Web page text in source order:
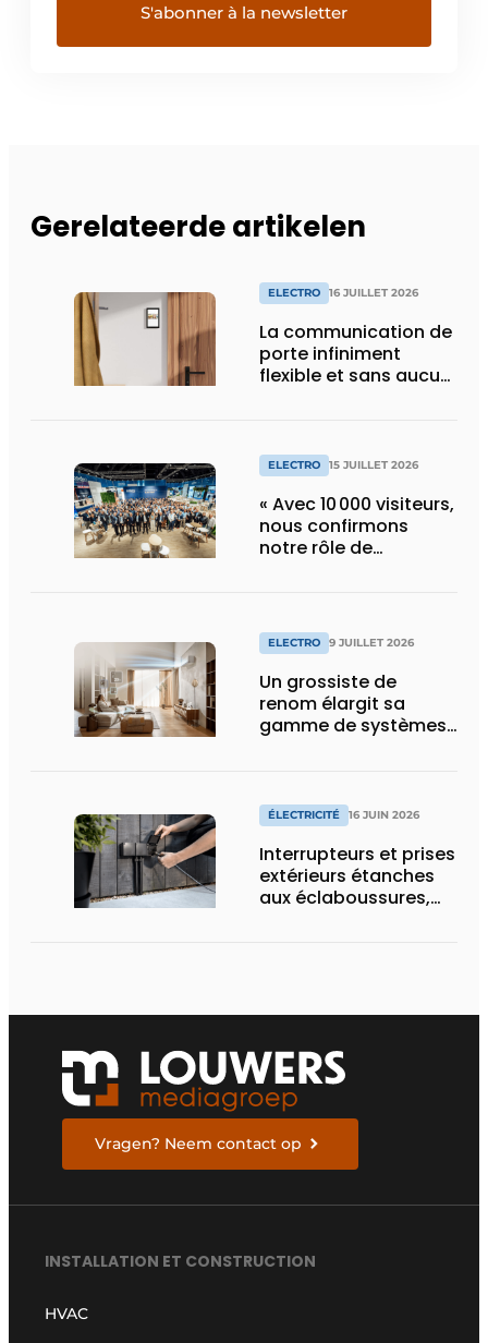
Gerelateerde artikelen
ELECTRO 16 JUILLET 2026
La communication de
porte infiniment
flexible et sans aucun
ELECTRO 15 JUILLET 2026
« Avec 10 000 visiteurs,
nous confirmons
notre rôle de
ELECTRO 9 JUILLET 2026
Un grossiste de
renom élargit sa
gamme de systèmes
marque premium
ÉLECTRICITÉ 16 JUIN 2026
Interrupteurs et prises
extérieurs étanches
aux éclaboussures,
Vragen? Neem contact op
INSTALLATION ET CONSTRUCTION
HVAC